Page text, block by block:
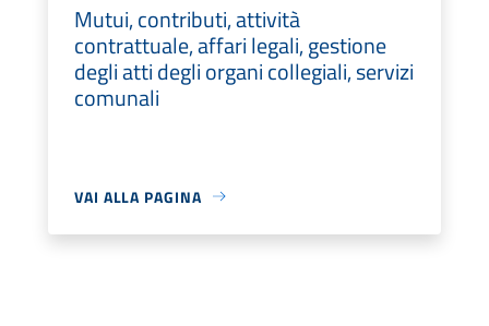
Mutui, contributi, attività
contrattuale, affari legali, gestione
degli atti degli organi collegiali, servizi
comunali
VAI ALLA PAGINA